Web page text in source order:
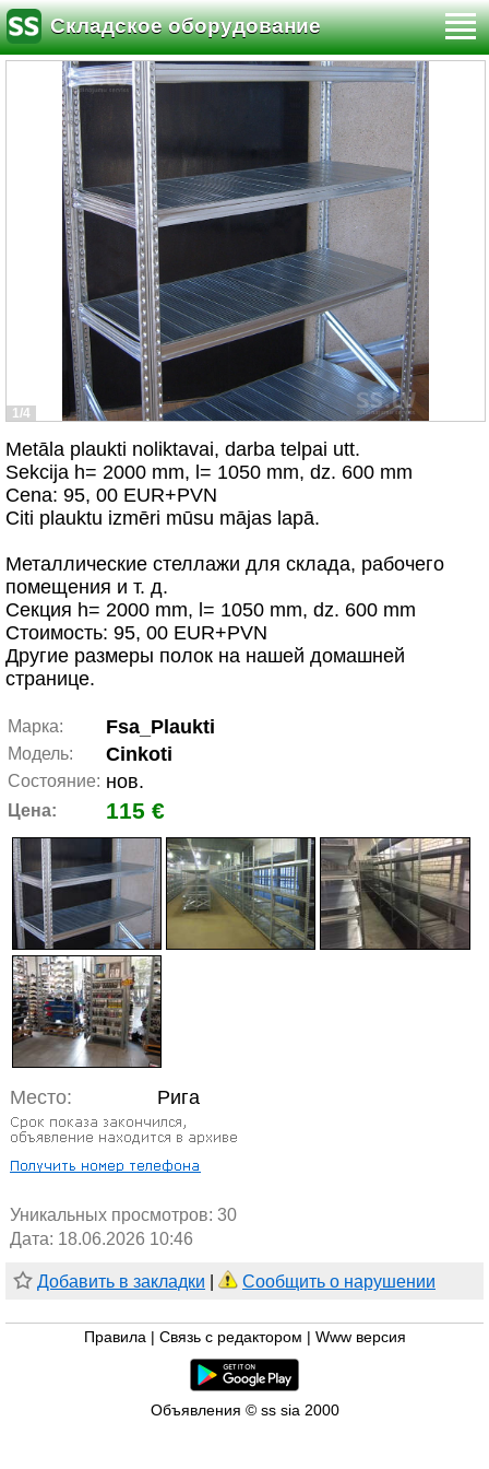
Складское оборудование
1/4
Metāla plaukti noliktavai, darba telpai utt.
Sekcija h= 2000 mm, l= 1050 mm, dz. 600 mm
Cena: 95, 00 EUR+PVN
Citi plauktu izmēri mūsu mājas lapā.
Металлические стеллажи для склада, рабочего
помещения и т. д.
Секция h= 2000 mm, l= 1050 mm, dz. 600 mm
Стоимость: 95, 00 EUR+PVN
Другие размеры полок на нашей домашней
странице.
Марка: Fsa_Plaukti
Модель: Cinkoti
Состояние: нов.
Цена: 115 €
Место: Рига
Уникальных просмотров: 30
Дата: 18.06.2026 10:46
Добавить в закладки Сообщить о нарушении
Правила Связь с редактором Www версия
Объявления © ss sia 2000